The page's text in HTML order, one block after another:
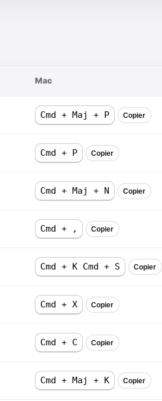
Mac
Cmd + Maj + P Copier
Cmd + P Copier
Cmd + Maj + N Copier
Cmd + , Copier
Cmd + K Cmd + S Copier
Cmd + X Copier
Cmd + C Copier
Cmd + Maj + K Copier